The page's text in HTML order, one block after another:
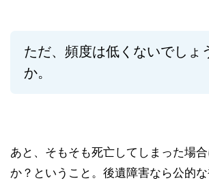
ただ、頻度は低くないでしょ
か。
あと、そもそも死亡してしまった場
か？ということ。後遺障害なら公的